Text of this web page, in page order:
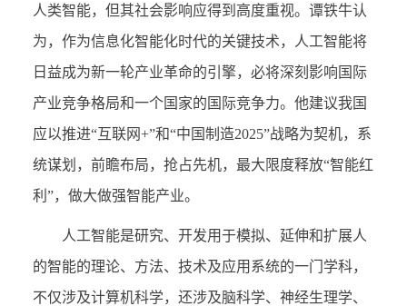
人类智能，但其社会影响应得到高度重视。谭铁牛认
为，作为信息化智能化时代的关键技术，人工智能将
日益成为新一轮产业革命的引擎，必将深刻影响国际
产业竞争格局和一个国家的国际竞争力。他建议我国
应以推进“互联网+”和“中国制造2025”战略为契机，系
统谋划，前瞻布局，抢占先机，最大限度释放“智能红
利”，做大做强智能产业。
人工智能是研究、开发用于模拟、延伸和扩展人
的智能的理论、方法、技术及应用系统的一门学科，
不仅涉及计算机科学，还涉及脑科学、神经生理学、